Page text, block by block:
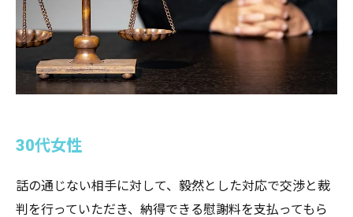
30代女性
話の通じない相手に対して、毅然とした対応で交渉と裁
判を行っていただき、納得できる慰謝料を支払ってもら